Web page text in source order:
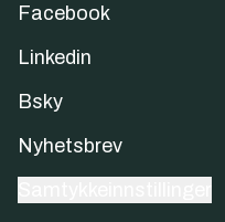
Facebook
Linkedin
Bsky
Nyhetsbrev